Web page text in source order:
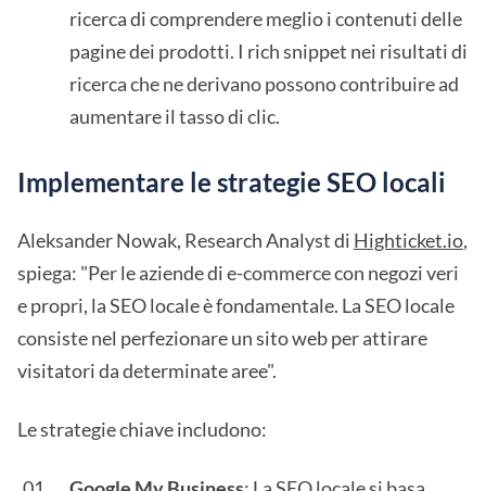
ricerca di comprendere meglio i contenuti delle
pagine dei prodotti. I rich snippet nei risultati di
ricerca che ne derivano possono contribuire ad
aumentare il tasso di clic.
Implementare le strategie SEO locali
Aleksander Nowak, Research Analyst di Highticket.io,
spiega: "Per le aziende di e-commerce con negozi veri
e propri, la SEO locale è fondamentale. La SEO locale
consiste nel perfezionare un sito web per attirare
visitatori da determinate aree".
Le strategie chiave includono: